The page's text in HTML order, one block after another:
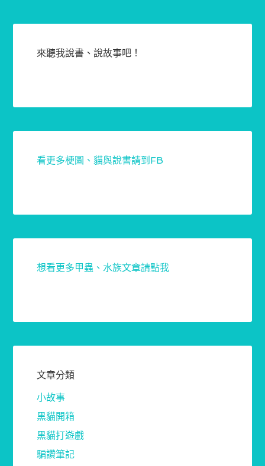
來聽我說書、說故事吧！
看更多梗圖、貓與說書請到FB
想看更多甲蟲、水族文章請點我
文章分類
小故事
黑貓開箱
黑貓打遊戲
騙讚筆記